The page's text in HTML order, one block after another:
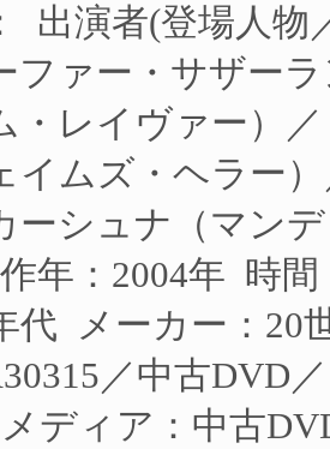
出演者(登場人物
ファー・サザー
・レイヴァー）
イムズ・ヘラー
ーシュナ（マン
年：2004年 時
代 メーカー：20
／中古DVD
メディア：中古